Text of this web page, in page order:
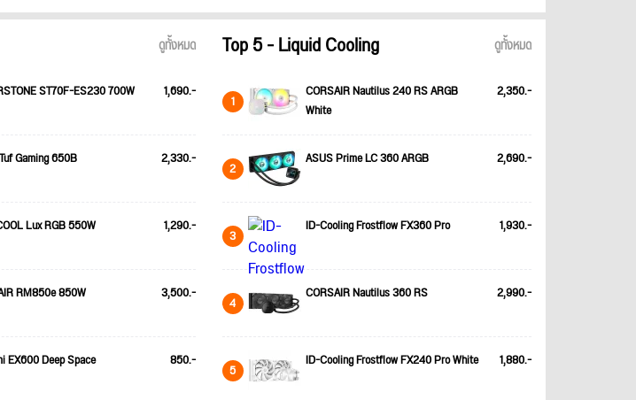
ดูทั้งหมด
ST70F-ES230 700W
1,690.-
Gaming 650B 2,330.-
Lux RGB 550W 1,290.-
RM850e 850W 3,500.-
EX600 Deep Space 850.-
Top 5 - Liquid Cooling ดูทั้งหมด
1
CORSAIR Nautilus 240 RS ARGB
White
2,350.-
2 ASUS Prime LC 360 ARGB 2,690.-
3 ID-Cooling Frostflow FX360 Pro 1,930.-
4 CORSAIR Nautilus 360 RS 2,990.-
5 ID-Cooling Frostflow FX240 Pro White 1,880.-